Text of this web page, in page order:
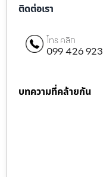
ติดต่อเรา
โทร คลิก
099 426
บทความที่คล้ายกัน